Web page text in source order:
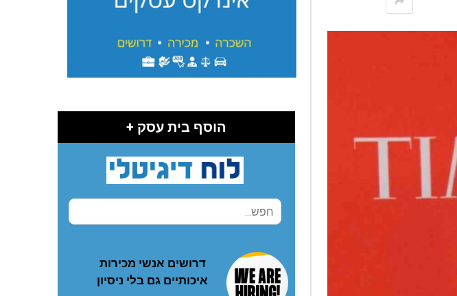
הוסף בית עסק +
דרושים אנשי מכירות
איכותיים גם בלי ניסיון